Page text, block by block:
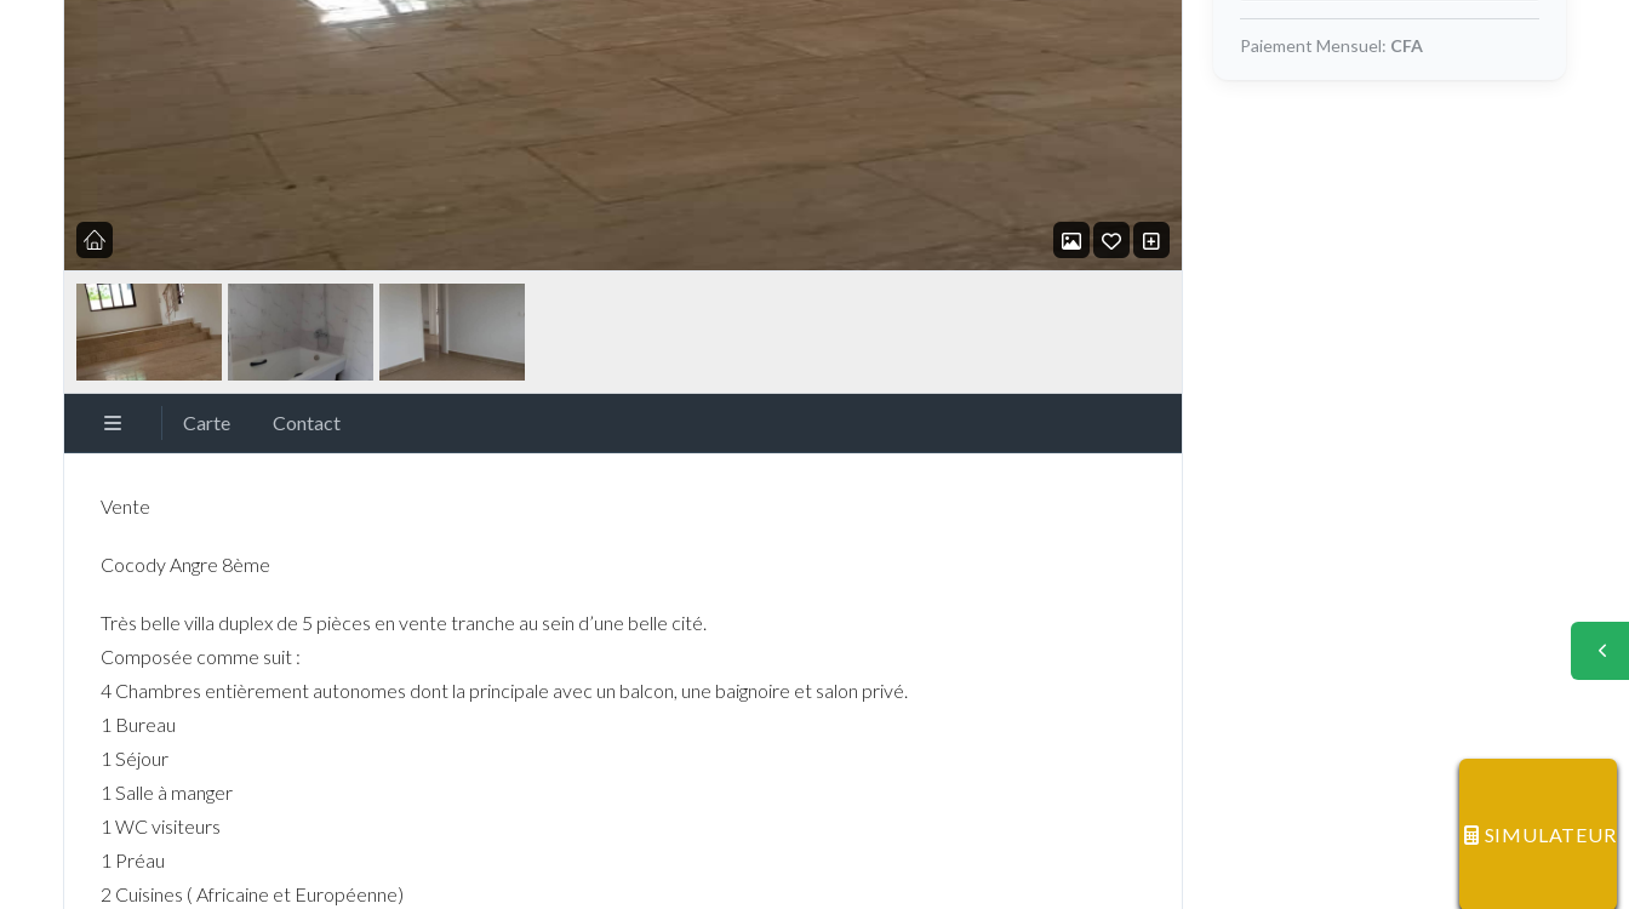
Carte Contact
Vente
Cocody Angre 8ème
Très belle villa duplex de 5 pièces en vente tranche au sein d’une belle cité.
Composée comme suit :
4 Chambres entièrement autonomes dont la principale avec un balcon, une baignoire et salon privé.
1 Bureau
1 Séjour
1 Salle à manger
1 WC visiteurs
1 Préau
2 Cuisines ( Africaine et Européenne)
Paiement Mensuel: CFA
SIMULATEUR